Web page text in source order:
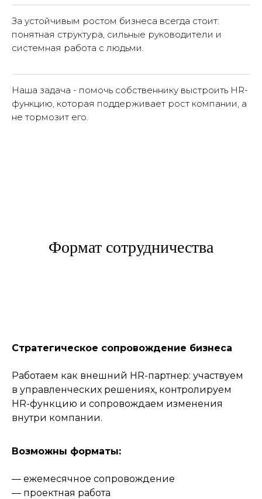
За устойчивым ростом бизнеса всегда стоит:
понятная структура, сильные руководители и
системная работа с людьми.
Наша задача - помочь собственнику выстроить HR-
функцию, которая поддерживает рост компании, а
не тормозит его.
Формат сотрудничества
Стратегическое сопровождение бизнеса
Работаем как внешний HR-партнер: участвуем
в управленческих решениях, контролируем
HR-функцию и сопровождаем изменения
внутри компании.
Возможны форматы:
— ежемесячное сопровождение
— проектная работа